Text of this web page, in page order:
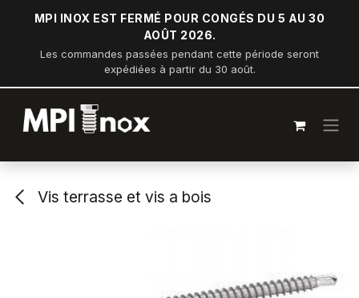
Se rendre au contenu
MPI INOX EST FERMÉ POUR CONGÉS DU 5 AU 30
AOÛT 2026.
Les commandes passées pendant cette période seront
expédiées à partir du 30 août.
Vis terrasse et vis a bois